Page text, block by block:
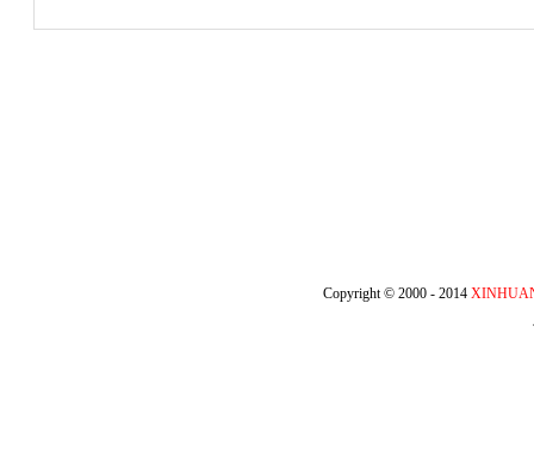
Copyright © 2000 - 2014